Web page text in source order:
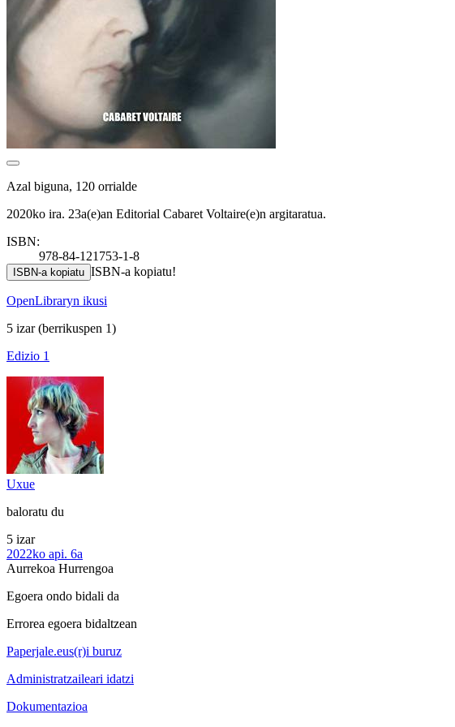
Azal biguna, 120 orrialde
2020ko ira. 23a(e)an Editorial Cabaret Voltaire(e)n argitaratua.
ISBN:
978-84-121753-1-8
ISBN-a kopiatu ISBN-a kopiatu!
OpenLibraryn ikusi
5 izar(berrikuspen 1)
Edizio 1
Uxue
baloratu du
5 izar
2022ko api. 6a
Aurrekoa Hurrengoa
Egoera ondo bidali da
Errorea egoera bidaltzean
Paperjale.eus(r)i buruz
Administratzaileari idatzi
Dokumentazioa